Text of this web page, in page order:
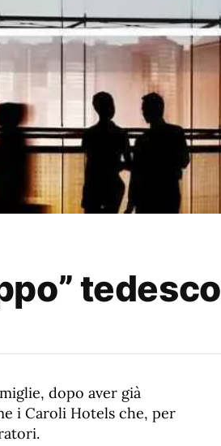
tedesco
dopo aver già
i Caroli Hotels che, per